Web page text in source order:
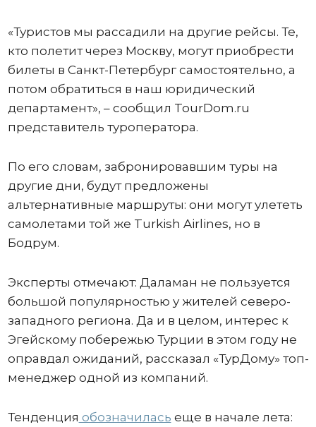
«Туристов мы рассадили на другие рейсы. Те,
кто полетит через Москву, могут приобрести
билеты в Санкт-Петербург самостоятельно, а
потом обратиться в наш юридический
департамент», – сообщил TourDom.ru
представитель туроператора.
По его словам, забронировавшим туры на
другие дни, будут предложены
альтернативные маршруты: они могут улететь
самолетами той же Turkish Airlines, но в
Бодрум.
Эксперты отмечают: Даламан не пользуется
большой популярностью у жителей северо-
западного региона. Да и в целом, интерес к
Эгейскому побережью Турции в этом году не
оправдал ожиданий, рассказал «ТурДому» топ-
менеджер одной из компаний.
Тенденция обозначилась еще в начале лета: